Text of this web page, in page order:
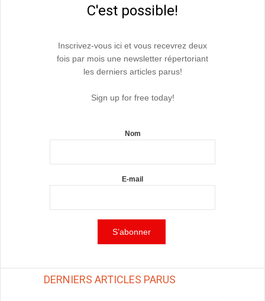
C'est possible!
Inscrivez-vous ici et vous recevrez deux
fois par mois une newsletter répertoriant
les derniers articles parus!
Sign up for free today!
Nom
E-mail
DERNIERS ARTICLES PARUS